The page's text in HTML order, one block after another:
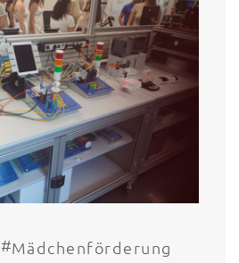
#Mädchenförderung